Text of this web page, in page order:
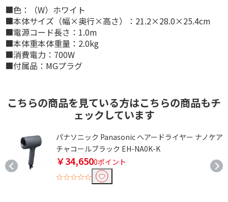
■色：（W）ホワイト
■本体サイズ（幅×奥行×高さ）：21.2×28.0×25.4cm
■電源コード長さ：1.0m
■本体重本体重量：2.0kg
■消費電力：700W
■付属品：MGプラグ
こちらの商品を見ている方はこちらの商品もチ
ェックしています
パナソニック Panasonic ヘアードライヤー ナノケア
チャコールブラック EH-NA0K-K
￥34,6500ポイント
☆☆☆☆☆